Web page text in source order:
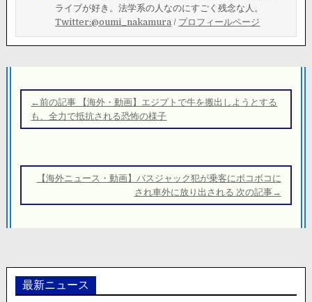
ライブが好き。法学系の人なのにすごく残念な人。
Twitter:@oumi_nakamura / プロフィールページ
稿
ナ
ー
←前の記事 【海外・動画】エジプトで牛を搬出しようとする
も、全力で抵抗される恐怖の様子
【海外ニュース・動画】バスジャック犯が乗客にボコボコに
され車外に放り出される 次の記事→
最新ニュース